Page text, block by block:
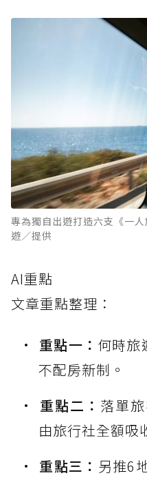
專為獨自出遊打造六支《一
遊／提供
AI重點
文章重點整理：
重點一： 何時旅
不配房新制。
重點二： 落單
由旅行社全額吸
重點三： 另推6